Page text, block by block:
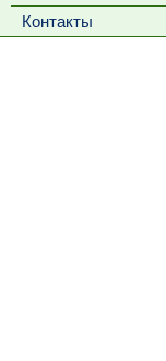
Контакты